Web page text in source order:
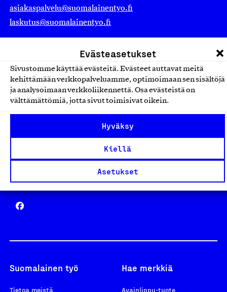
Evästeasetukset
Sivustomme käyttää evästeitä. Evästeet auttavat meitä
kehittämään verkkopalveluamme, optimoimaan sen sisältöjä
ja analysoimaan verkkoliikennettä. Osa evästeistä on
välttämättömiä, jotta sivut toimisivat oikein.
Hyväksy
Kiellä
Asetukset
asiakaspalvelu@suomalainentyo.fi
laskutus@suomalainentyo.fi
Avainlippu
Yhteiskunnallinen Yritys -merkki
Suomalainen työ
Tietoa meistä
Hae merkkiä
Avainlippu-tuote